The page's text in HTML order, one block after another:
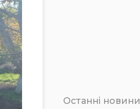
Останні новини